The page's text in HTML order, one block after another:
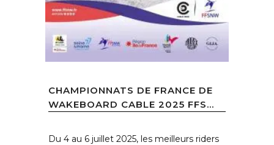
CHAMPIONNATS DE FRANCE DE
WAKEBOARD CABLE 2025 FFS...
Du 4 au 6 juillet 2025, les meilleurs riders